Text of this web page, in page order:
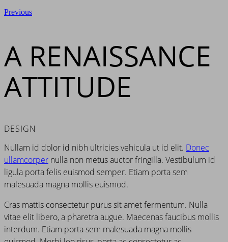
Previous
A RENAISSANCE
ATTITUDE
DESIGN
Nullam id dolor id nibh ultricies vehicula ut id elit. Donec
ullamcorper nulla non metus auctor fringilla. Vestibulum id
ligula porta felis euismod semper. Etiam porta sem
malesuada magna mollis euismod.
Cras mattis consectetur purus sit amet fermentum. Nulla
vitae elit libero, a pharetra augue. Maecenas faucibus mollis
interdum. Etiam porta sem malesuada magna mollis